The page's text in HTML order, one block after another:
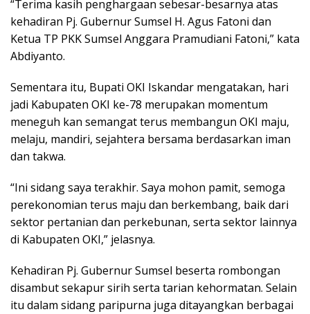
“Terima kasih penghargaan sebesar-besarnya atas
kehadiran Pj. Gubernur Sumsel H. Agus Fatoni dan
Ketua TP PKK Sumsel Anggara Pramudiani Fatoni,” kata
Abdiyanto.
Sementara itu, Bupati OKI Iskandar mengatakan, hari
jadi Kabupaten OKI ke-78 merupakan momentum
meneguh kan semangat terus membangun OKI maju,
melaju, mandiri, sejahtera bersama berdasarkan iman
dan takwa.
“Ini sidang saya terakhir. Saya mohon pamit, semoga
perekonomian terus maju dan berkembang, baik dari
sektor pertanian dan perkebunan, serta sektor lainnya
di Kabupaten OKI,” jelasnya.
Kehadiran Pj. Gubernur Sumsel beserta rombongan
disambut sekapur sirih serta tarian kehormatan. Selain
itu dalam sidang paripurna juga ditayangkan berbagai